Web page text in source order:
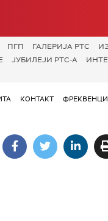
ПГП ГАЛЕРИЈА РТС
ЈУБИЛЕЈИ РТС-А
КОНТАКТ